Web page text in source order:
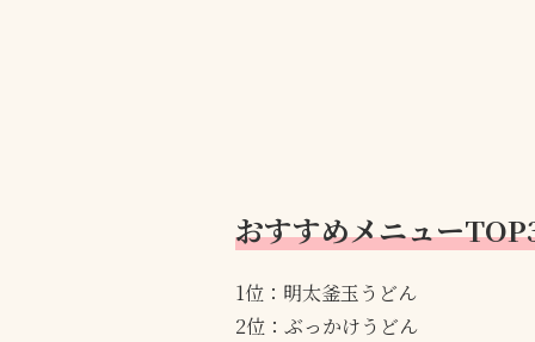
おすすめメニュー
1位：明太釜玉うどん
2位：ぶっかけうどん